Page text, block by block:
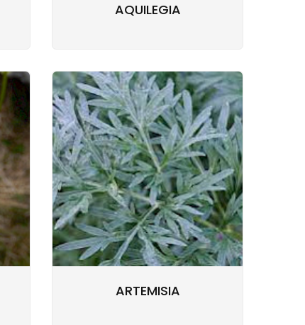
AQUILEGIA
ARTEMISIA